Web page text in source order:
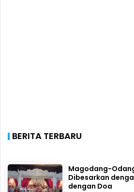
BERITA TERBARU
Magodang-
Dibesarkan
dengan Doa